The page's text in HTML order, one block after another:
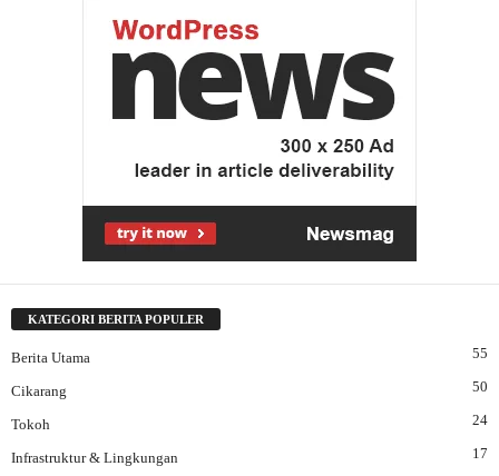
KATEGORI BERITA POPULER
Berita Utama 55
Cikarang 50
Tokoh 24
Infrastruktur & Lingkungan 17